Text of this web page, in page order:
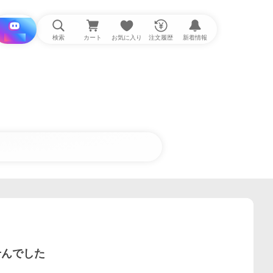
i と探す 検索 カート お気に入り 注文履歴 新着情報
でした